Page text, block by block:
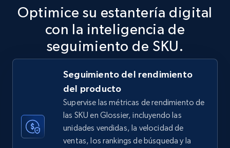
TikTok Shop
URL, Title, Available, Description, Currency, Initial
price, Final price, Discount percent, and more.
668+ Comenzar ahora
Optimice su estantería digital
con la inteligencia de
seguimiento de SKU.
Seguimiento del rendimiento
del producto
Supervise las métricas de rendimiento de
las SKU en Glossier, incluyendo las
unidades vendidas, la velocidad de
ventas, los rankings de búsqueda y la